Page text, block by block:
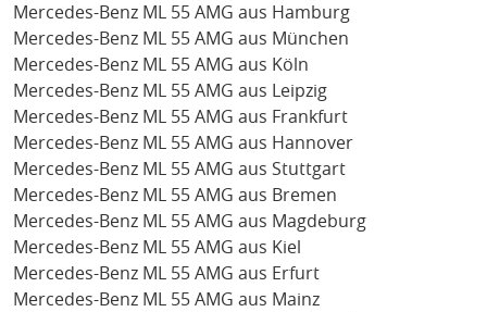
Mercedes-Benz ML 55 AMG aus Hamburg
Mercedes-Benz ML 55 AMG aus München
Mercedes-Benz ML 55 AMG aus Köln
Mercedes-Benz ML 55 AMG aus Leipzig
Mercedes-Benz ML 55 AMG aus Frankfurt
Mercedes-Benz ML 55 AMG aus Hannover
Mercedes-Benz ML 55 AMG aus Stuttgart
Mercedes-Benz ML 55 AMG aus Bremen
Mercedes-Benz ML 55 AMG aus Magdeburg
Mercedes-Benz ML 55 AMG aus Kiel
Mercedes-Benz ML 55 AMG aus Erfurt
Mercedes-Benz ML 55 AMG aus Mainz